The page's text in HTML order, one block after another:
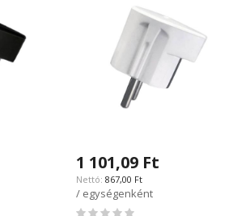
1 101,09 Ft
867,00 Ft
/ egységenként
Rating: